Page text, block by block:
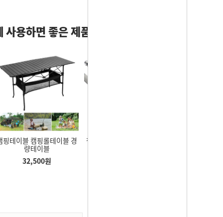
주방 22mm 외
꼭지 노즐 외부
스펀지 비누 받침대 홀더 물빠
짐 걸이 거치대 청소
사용하면 좋은 제품
핑테이블 캠핑롤테이블 경
량테이블
32,500원
철봉 턱걸이운동기구 가정용